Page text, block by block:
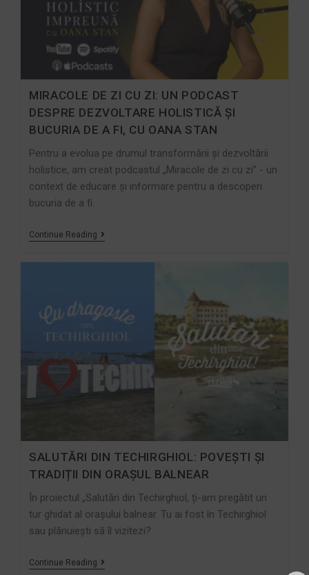
MIRACOLE DE ZI CU ZI: UN PODCAST
DESPRE DEZVOLTARE HOLISTICĂ ȘI
BUCURIA DE A FI, CU OANA STAN
Pentru a evolua pe drumul transformării și dezvoltării
holistice, am creat podcastul „Miracole de zi cu zi” - un
context de educare și informare pentru a descoperi
bucuria de a fi.
Continue Reading
SALUTĂRI DIN TECHIRGHIOL: POVEȘTI ȘI
TRADIȚII DIN ORAȘUL BALNEAR
În proiectul „Salutări din Techirghiol, ți-am pregătit un
tur ghidat al orașului balnear. Tu ai fost în Techirghiol
sau plănuiești să îl vizitezi?
Continue Reading